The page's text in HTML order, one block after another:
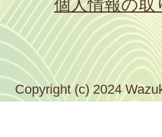
個人情報の取
Copyright (c) 2024